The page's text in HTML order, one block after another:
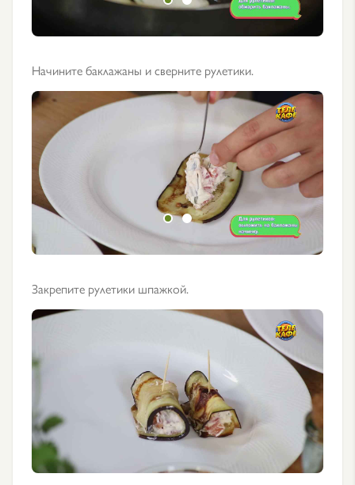
Начините баклажаны и сверните рулетики.
Закрепите рулетики шпажкой.